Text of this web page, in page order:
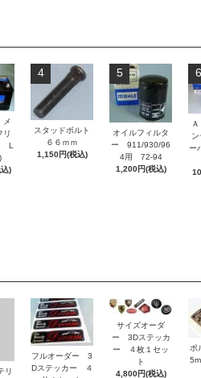
リ
L
)
4
スタッドボルト
６６ｍｍ
1,150円(税込)
5
オイルフィルタ
ー 911/930/96
4用 72-94
1,200円(税込)
6
ー
リ
フルオーダー 3
Dステッカー ４
サイズオーダ
ー 3Dステッカ
ー ４枚１セッ
ト
4,800円(税込)
ポ